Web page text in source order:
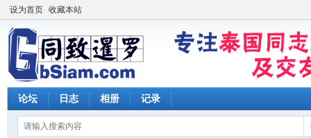
设为首页 收藏本站
论坛 日志 相册 记录